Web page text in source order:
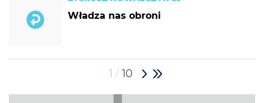
Władza nas obroni
1 / 10